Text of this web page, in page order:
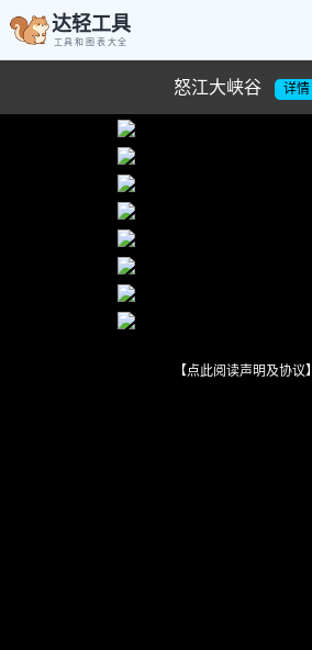
达轻工具
工具和图表大全
怒江大峡谷 详情
【点此阅读声明及协议】